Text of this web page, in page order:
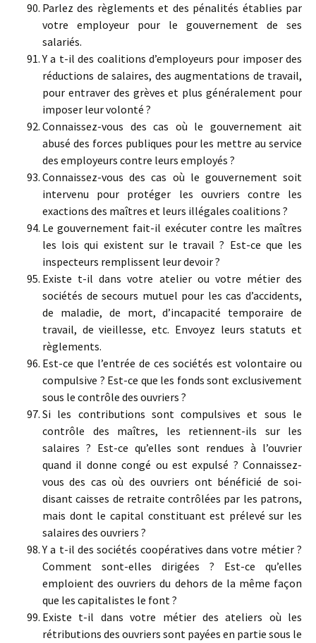
Parlez des règlements et des pénalités établies par
votre employeur pour le gouvernement de ses
salariés.
Y a t-il des coalitions d’employeurs pour imposer des
réductions de salaires, des augmentations de travail,
pour entraver des grèves et plus généralement pour
imposer leur volonté ?
Connaissez-vous des cas où le gouvernement ait
abusé des forces publiques pour les mettre au service
des employeurs contre leurs employés ?
Connaissez-vous des cas où le gouvernement soit
intervenu pour protéger les ouvriers contre les
exactions des maîtres et leurs illégales coalitions ?
Le gouvernement fait-il exécuter contre les maîtres
les lois qui existent sur le travail ? Est-ce que les
inspecteurs remplissent leur devoir ?
Existe t-il dans votre atelier ou votre métier des
sociétés de secours mutuel pour les cas d’accidents,
de maladie, de mort, d’incapacité temporaire de
travail, de vieillesse, etc. Envoyez leurs statuts et
règlements.
Est-ce que l’entrée de ces sociétés est volontaire ou
compulsive ? Est-ce que les fonds sont exclusivement
sous le contrôle des ouvriers ?
Si les contributions sont compulsives et sous le
contrôle des maîtres, les retiennent-ils sur les
salaires ? Est-ce qu’elles sont rendues à l’ouvrier
quand il donne congé ou est expulsé ? Connaissez-
vous des cas où des ouvriers ont bénéficié de soi-
disant caisses de retraite contrôlées par les patrons,
mais dont le capital constituant est prélevé sur les
salaires des ouvriers ?
Y a t-il des sociétés coopératives dans votre métier ?
Comment sont-elles dirigées ? Est-ce qu’elles
emploient des ouvriers du dehors de la même façon
que les capitalistes le font ?
Existe t-il dans votre métier des ateliers où les
rétributions des ouvriers sont payées en partie sous le